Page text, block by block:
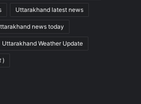
Uttarakhand latest news
news today
Uttarakhand Weather Update
)